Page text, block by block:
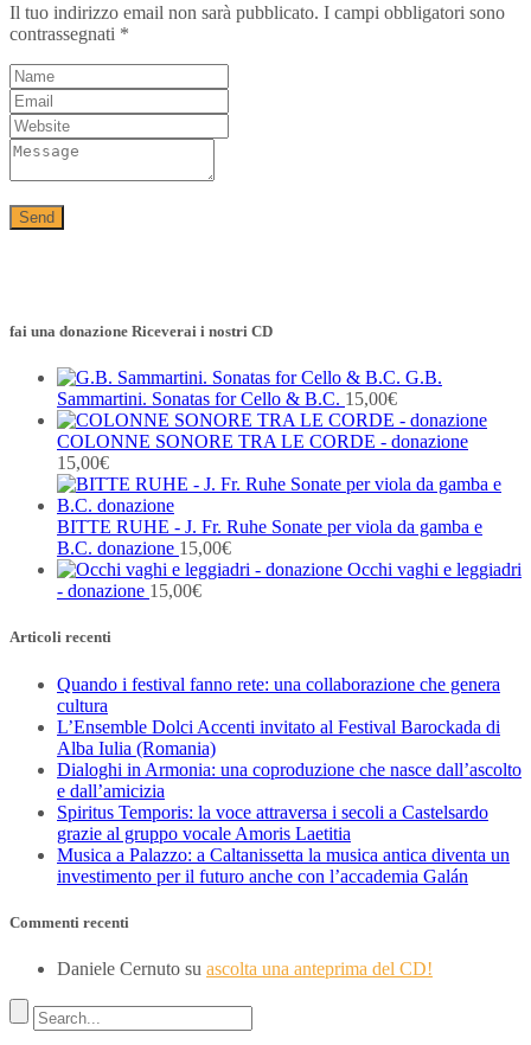
Il tuo indirizzo email non sarà pubblicato. I campi obbligatori sono
contrassegnati *
fai una donazione Riceverai i nostri CD
G.B.
Sammartini. Sonatas for Cello & B.C. 15,00€
COLONNE SONORE TRA LE CORDE - donazione
15,00€
BITTE RUHE - J. Fr. Ruhe Sonate per viola da gamba e
B.C. donazione 15,00€
Occhi vaghi e leggiadri
- donazione 15,00€
Articoli recenti
Quando i festival fanno rete: una collaborazione che genera
cultura
L’Ensemble Dolci Accenti invitato al Festival Barockada di
Alba Iulia (Romania)
Dialoghi in Armonia: una coproduzione che nasce dall’ascolto
e dall’amicizia
Spiritus Temporis: la voce attraversa i secoli a Castelsardo
grazie al gruppo vocale Amoris Laetitia
Musica a Palazzo: a Caltanissetta la musica antica diventa un
investimento per il futuro anche con l’accademia Galán
Commenti recenti
Daniele Cernuto su ascolta una anteprima del CD!